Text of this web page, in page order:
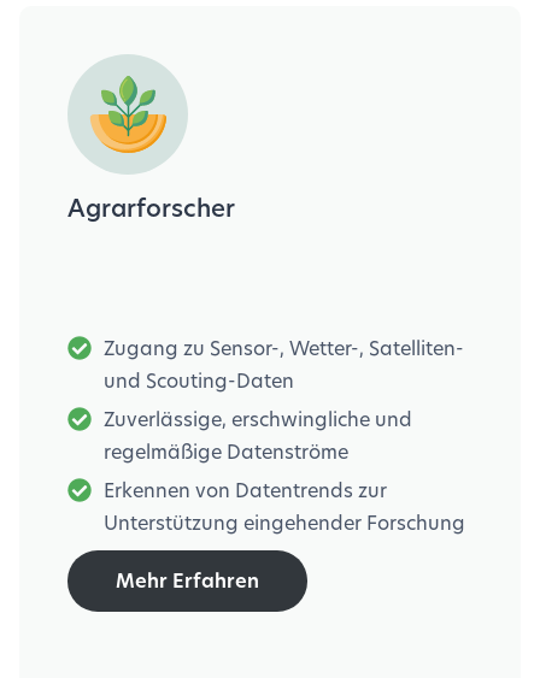
Agrarforscher
Zugang zu Sensor-, Wetter-, Satelliten-
und Scouting-Daten
Zuverlässige, erschwingliche und
regelmäßige Datenströme
Erkennen von Datentrends zur
Unterstützung eingehender Forschung
Mehr Erfahren